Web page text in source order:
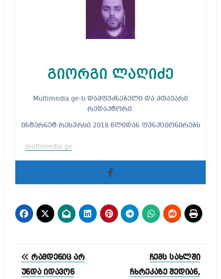
გიორგი ლაღიძე
Multimedia.ge-ს დამფუძნებელი და მთავარი
რედაქტორი.
ინტერნეტ რესურსი 2018 წლიდან ფუნქციონირებს
multimedia.ge
პოსტის
ნავიგაცია
რამდენიც არ
უნდა იდავონ
ჩემს სახლში
ჩხრეკაზე შედიან,